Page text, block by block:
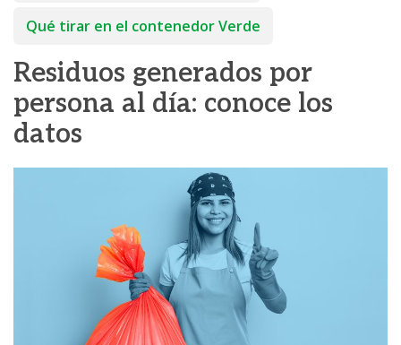
Qué tirar en el contenedor Verde
Residuos generados por
persona al día: conoce los
datos